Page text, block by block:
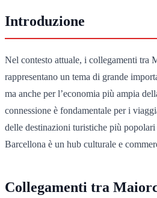
Introduzione
Nel contesto attuale, i collegamenti tra
rappresentano un tema di grande
ma anche per l’economia più ampia
connessione è fondamentale per i
delle destinazioni turistiche più
Barcellona è un hub culturale e
Collegamenti tra